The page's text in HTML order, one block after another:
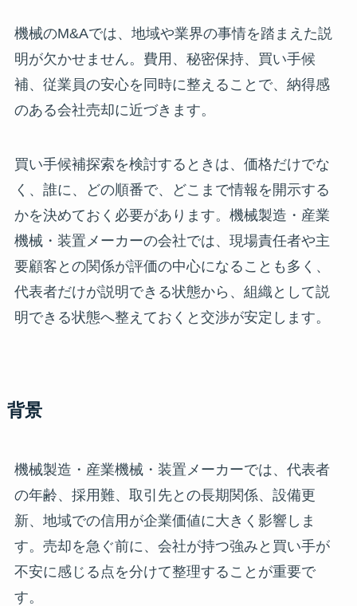
機械のM&Aでは、地域や業界の事情を踏まえた説
明が欠かせません。費用、秘密保持、買い手候
補、従業員の安心を同時に整えることで、納得感
のある会社売却に近づきます。
買い手候補探索を検討するときは、価格だけでな
く、誰に、どの順番で、どこまで情報を開示する
かを決めておく必要があります。機械製造・産業
機械・装置メーカーの会社では、現場責任者や主
要顧客との関係が評価の中心になることも多く、
代表者だけが説明できる状態から、組織として説
明できる状態へ整えておくと交渉が安定します。
背景
機械製造・産業機械・装置メーカーでは、代表者
の年齢、採用難、取引先との長期関係、設備更
新、地域での信用が企業価値に大きく影響しま
す。売却を急ぐ前に、会社が持つ強みと買い手が
不安に感じる点を分けて整理することが重要で
す。